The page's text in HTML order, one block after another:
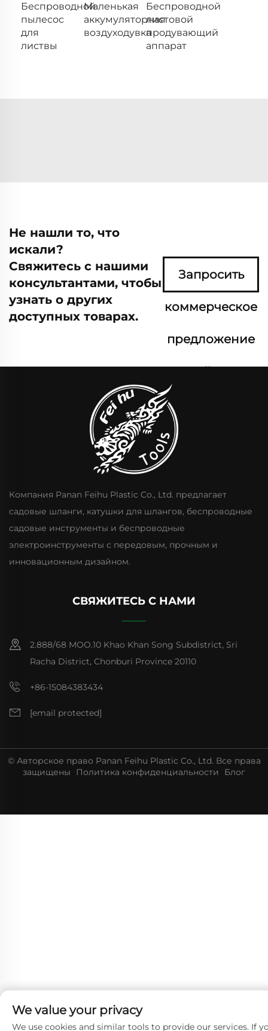
Беспроводной
пылесос
для
листвы
Маленькая
аккумуляторная
воздуходувка
Беспроводной
листовой
продувающий
аппарат
Не нашли то, что
искали?
Свяжитесь с нашими
консультантами, чтобы
узнать о других
доступных товарах.
Запросить
коммерческое
предложение
сейчас
Компания Panan Feihu Plastic Co., Ltd. предлагает
садовые шланги, катушки для шлангов, беспроводные
садовые инструменты и беспроводные
электроинструменты с передовым, прочным и
инновационным дизайном.
СВЯЖИТЕСЬ С НАМИ
2.888/68 MOO.10 Khao Khan Song Subdistrict, Sri
Racha District, Chonburi Province 20110
+86-15084383434
[email protected]
© Авторское право Panan Feihu Plastic Co., Ltd. Все права
защищены
Политика конфиденциальности Блог
We value your privacy
We use cookies and similar tools to provide our services. If